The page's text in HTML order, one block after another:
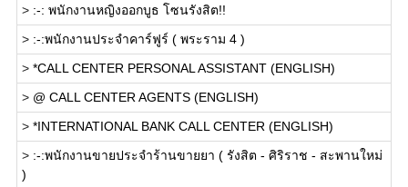
> :-: พนักงานหญิงออกบูธ โซนรังสิต!!
> :-:พนักงานประจำคาร์ฟูร์ ( พระราม 4 )
> *CALL CENTER PERSONAL ASSISTANT (ENGLISH)
> @ CALL CENTER AGENTS (ENGLISH)
> *INTERNATIONAL BANK CALL CENTER (ENGLISH)
> :-:พนักงานขายประจำร้านขายยา ( รังสิต - ศิริราช - สะพานใหม่
)